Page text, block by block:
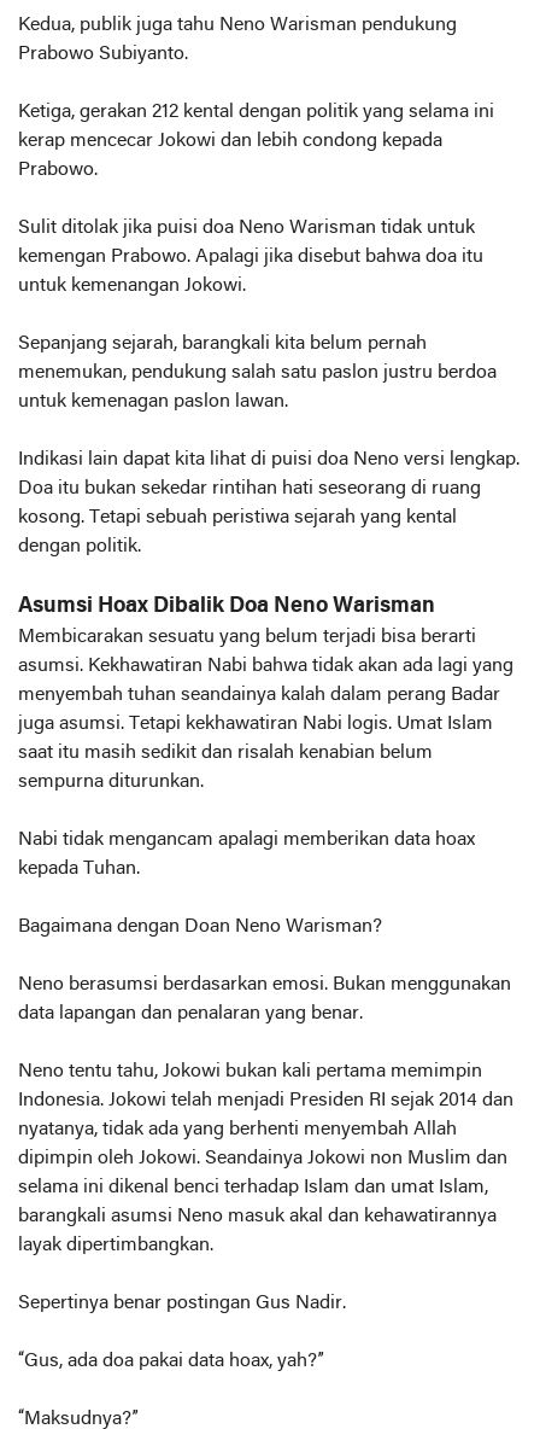
Kedua, publik juga tahu Neno Warisman pendukung
Prabowo Subiyanto.
Ketiga, gerakan 212 kental dengan politik yang selama ini
kerap mencecar Jokowi dan lebih condong kepada
Prabowo.
Sulit ditolak jika puisi doa Neno Warisman tidak untuk
kemengan Prabowo. Apalagi jika disebut bahwa doa itu
untuk kemenangan Jokowi.
Sepanjang sejarah, barangkali kita belum pernah
menemukan, pendukung salah satu paslon justru berdoa
untuk kemenagan paslon lawan.
Indikasi lain dapat kita lihat di puisi doa Neno versi lengkap.
Doa itu bukan sekedar rintihan hati seseorang di ruang
kosong. Tetapi sebuah peristiwa sejarah yang kental
dengan politik.
Asumsi Hoax Dibalik Doa Neno Warisman
Membicarakan sesuatu yang belum terjadi bisa berarti
asumsi. Kekhawatiran Nabi bahwa tidak akan ada lagi yang
menyembah tuhan seandainya kalah dalam perang Badar
juga asumsi. Tetapi kekhawatiran Nabi logis. Umat Islam
saat itu masih sedikit dan risalah kenabian belum
sempurna diturunkan.
Nabi tidak mengancam apalagi memberikan data hoax
kepada Tuhan.
Bagaimana dengan Doan Neno Warisman?
Neno berasumsi berdasarkan emosi. Bukan menggunakan
data lapangan dan penalaran yang benar.
Neno tentu tahu, Jokowi bukan kali pertama memimpin
Indonesia. Jokowi telah menjadi Presiden RI sejak 2014 dan
nyatanya, tidak ada yang berhenti menyembah Allah
dipimpin oleh Jokowi. Seandainya Jokowi non Muslim dan
selama ini dikenal benci terhadap Islam dan umat Islam,
barangkali asumsi Neno masuk akal dan kehawatirannya
layak dipertimbangkan.
Sepertinya benar postingan Gus Nadir.
“Gus, ada doa pakai data hoax, yah?”
“Maksudnya?”